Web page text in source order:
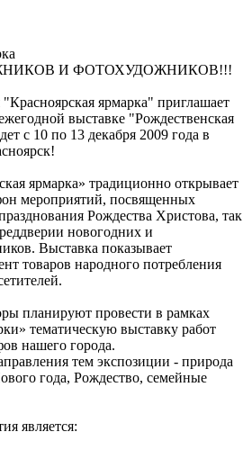
И ФОТОХУДОЖНИКОВ!!!
ярмарка" приглашает
выставке "Рождественская
с 10 по 13 декабря 2009 года в
ярмарка» традиционно открывает
мероприятий, посвященных
Рождества Христова, так
новогодних и
Выставка показывает
товаров народного потребления
планируют провести в рамках
тематическую выставку работ
нашего города.
тем экспозиции - природа
года, Рождество, семейные
является: